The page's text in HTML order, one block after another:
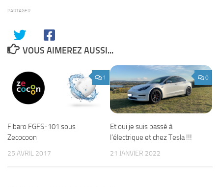
PARTAGER
VOUS AIMEREZ AUSSI...
1
Fibaro FGFS-101 sous
Zecocoon
25 AVRIL 2017
0
Et oui je suis passé à
l’électrique et chez Tesla !!!
21 JANVIER 2022